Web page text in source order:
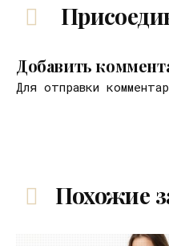
Добавить
Для отправки
Похожие